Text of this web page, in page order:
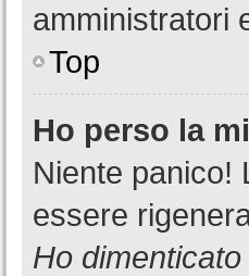
amministratori
Top
Ho perso la
Niente panico!
essere
Ho